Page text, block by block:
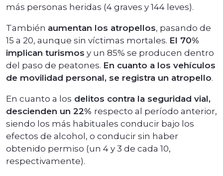
más personas heridas (4 graves y 144 leves).
También aumentan los atropellos, pasando de
15 a 20, aunque sin víctimas mortales. El 70%
implican turismos y un 85% se producen dentro
del paso de peatones. En cuanto a los vehículos
de movilidad personal, se registra un atropello.
En cuanto a los delitos contra la seguridad vial,
descienden un 22% respecto al período anterior,
siendo los más habituales conducir bajo los
efectos de alcohol, o conducir sin haber
obtenido permiso (un 4 y 3 de cada 10,
respectivamente).